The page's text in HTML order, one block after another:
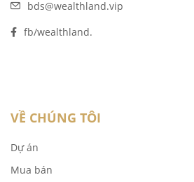
bds@wealthland.vip
fb/wealthland.
VỀ CHÚNG TÔI
Dự án
Mua bán